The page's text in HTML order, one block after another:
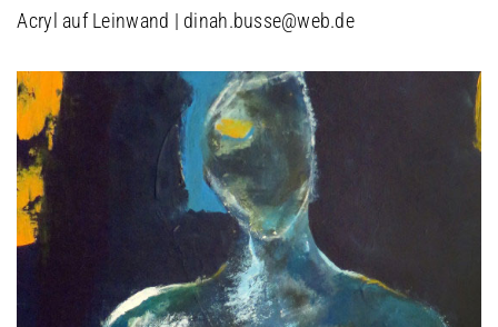
Acryl auf Leinwand | dinah.busse@web.de